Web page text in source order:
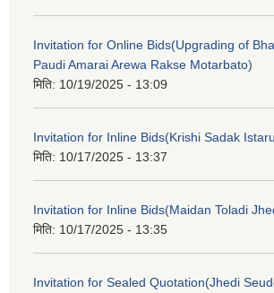
Invitation for Online Bids(Upgrading of
Paudi Amarai Arewa Rakse Motarbato)
मिति: 10/19/2025 - 13:09
Invitation for Inline Bids(Krishi Sadak
मिति: 10/17/2025 - 13:37
Invitation for Inline Bids(Maidan Toladi
मिति: 10/17/2025 - 13:35
Invitation for Sealed Quotation(Jhedi